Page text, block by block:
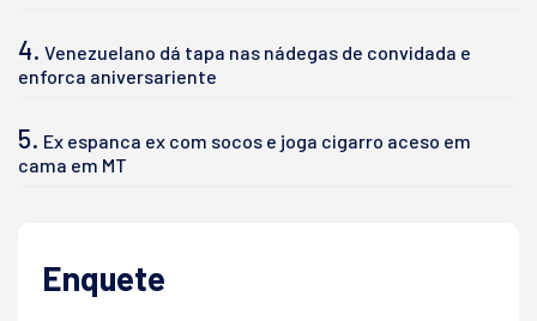
4. Venezuelano dá tapa nas nádegas de convidada e
enforca aniversariente
5. Ex espanca ex com socos e joga cigarro aceso em
cama em MT
Enquete